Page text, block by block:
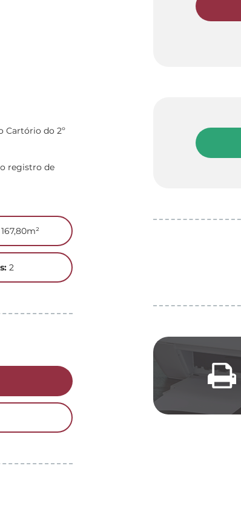
Cartório do 2º
registro de
2